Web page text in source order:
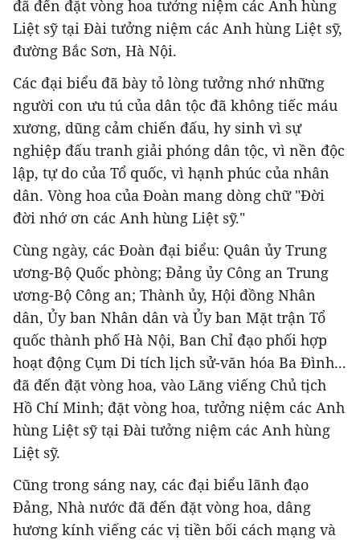
đã đến đặt vòng hoa tưởng niệm các Anh hùng
Liệt sỹ tại Đài tưởng niệm các Anh hùng Liệt sỹ,
đường Bắc Sơn, Hà Nội.
Các đại biểu đã bày tỏ lòng tưởng nhớ những
người con ưu tú của dân tộc đã không tiếc máu
xương, dũng cảm chiến đấu, hy sinh vì sự
nghiệp đấu tranh giải phóng dân tộc, vì nền độc
lập, tự do của Tổ quốc, vì hạnh phúc của nhân
dân. Vòng hoa của Đoàn mang dòng chữ "Đời
đời nhớ ơn các Anh hùng Liệt sỹ."
Cùng ngày, các Đoàn đại biểu: Quân ủy Trung
ương-Bộ Quốc phòng; Đảng ủy Công an Trung
ương-Bộ Công an; Thành ủy, Hội đồng Nhân
dân, Ủy ban Nhân dân và Ủy ban Mặt trận Tổ
quốc thành phố Hà Nội, Ban Chỉ đạo phối hợp
hoạt động Cụm Di tích lịch sử-văn hóa Ba Đình...
đã đến đặt vòng hoa, vào Lăng viếng Chủ tịch
Hồ Chí Minh; đặt vòng hoa, tưởng niệm các Anh
hùng Liệt sỹ tại Đài tưởng niệm các Anh hùng
Liệt sỹ.
Cũng trong sáng nay, các đại biểu lãnh đạo
Đảng, Nhà nước đã đến đặt vòng hoa, dâng
hương kính viếng các vị tiền bối cách mạng và